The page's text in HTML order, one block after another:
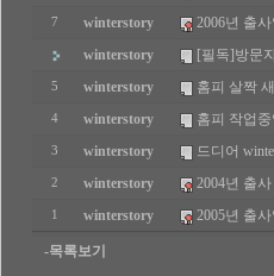
7 winterstory
2006년 출사
winterstory
[필독]방문
5 winterstory 홈피 살짝
4 winterstory 홈피 작업
3 winterstory 드디어
2 winterstory 2004년 출사
1 winterstory 2005년 출사
-목록보기